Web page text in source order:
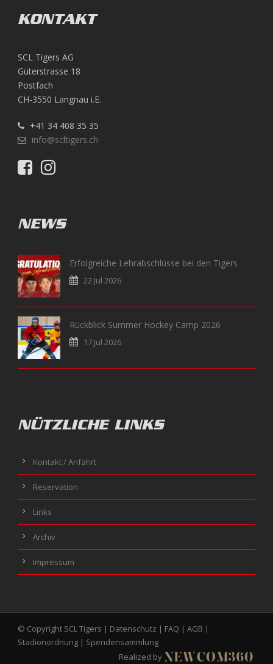
KONTAKT
SCL Tigers AG
Güterstrasse 18
Postfach
CH-3550 Langnau i.E.
+41 34 408 35 35
info@scltigers.ch
NEWS
Erfolgreiche Lehrabschlüsse bei den Tigers
22 Jul 2026
Rückblick Summer Hockey Camp 2026
17 Jul 2026
NÜTZLICHE LINKS
Kontakt / Anfahrt
Reservation
Links
Archiv
Impressum
© Copyright SCL Tigers | Datenschutz | FAQ | AGB |
Stadionordnung | Spendensammlung
Realized by